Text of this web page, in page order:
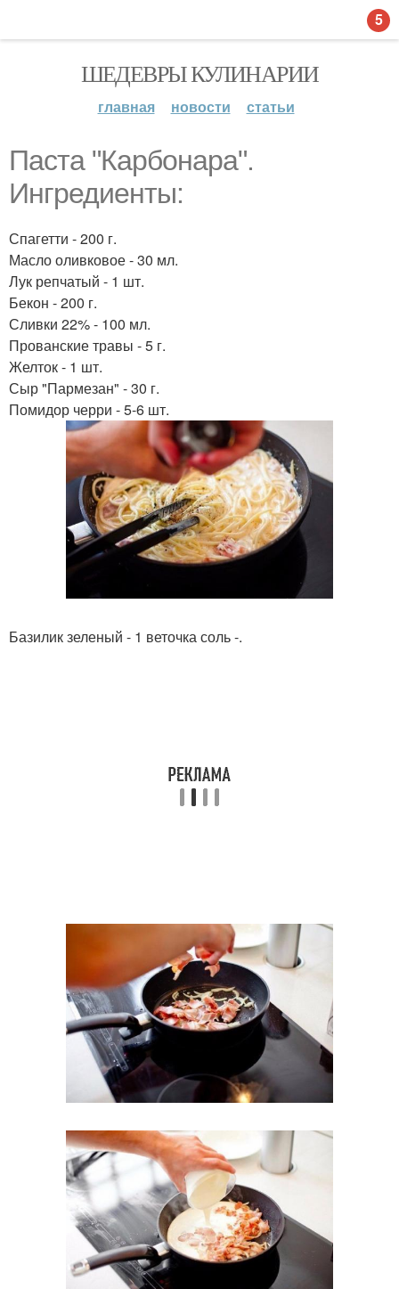
ШЕДЕВРЫ КУЛИНАРИИ
главная новости статьи
Паста "Карбонара".
Ингредиенты:
Спагетти - 200 г.
Масло оливковое - 30 мл.
Лук репчатый - 1 шт.
Бекон - 200 г.
Сливки 22% - 100 мл.
Прованские травы - 5 г.
Желток - 1 шт.
Сыр "Пармезан" - 30 г.
Помидор черри - 5-6 шт.
Базилик зеленый - 1 веточка соль -.
5